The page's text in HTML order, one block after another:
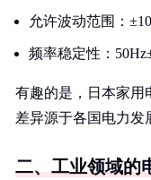
允许波动范围：
频率稳定性：
有趣的是，日本家用
差异源于各国电力发
二、工业领域的